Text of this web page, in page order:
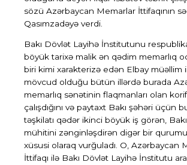
sözü Azərbaycan Memarlar İttifaqının
Qasımzadəyə verdi.
Bakı Dövlət Layihə İnstitutunu
böyük tarixə malik ən qədim memarlıq
biri kimi xarakterizə edən Elbay müəllim
mövcud olduğu bütün illərdə burada
memarlıq sənətinin flaqmanları olan
çalışdığını və paytaxt Bakı şəhəri üçün
təşkilatı qədər ikinci böyük iş görən,
mühitini zənginləşdirən digər bir
xüsusi olaraq vurğuladı. O, Azərbaycan
İttifaqı ilə Bakı Dövlət Layihə İnstitutu